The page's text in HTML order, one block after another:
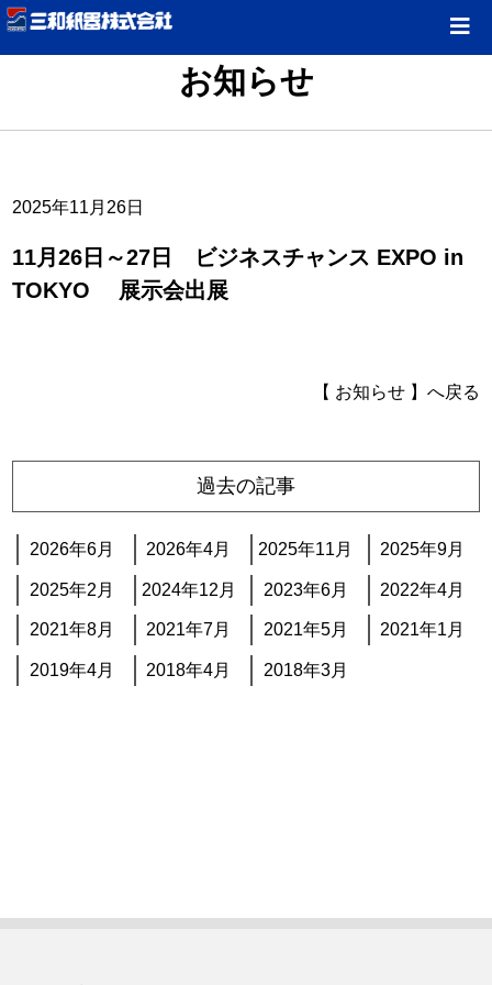
お知らせ
2025年11月26日
11月26日～27日 ビジネスチャンス EXPO in
TOKYO 展示会出展
【 お知らせ 】へ戻る
過去の記事
2026年6月 2026年4月 2025年11月 2025年9月
2025年2月 2024年12月 2023年6月 2022年4月
2021年8月 2021年7月 2021年5月 2021年1月
2019年4月 2018年4月 2018年3月